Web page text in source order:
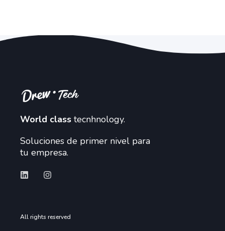
World class tecnhnology.
Soluciones de primer nivel para
tu empresa.
All rights reserved